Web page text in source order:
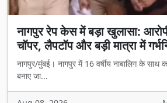
नागपुर रेप केस में बड़ा खुलासा:
चॉपर, लैपटॉप और बड़ी मात्रा में
नागपुर/मुंबई। नागपुर में 16 वर्षीय नाबालिग के
बनाए जा...